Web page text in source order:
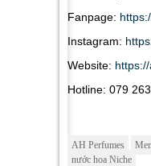
Fanpage:
Instagram:
Website:
Hotline: 079
AH Perfumes
nước hoa Niche